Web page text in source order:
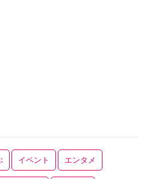
イベント エンタメ